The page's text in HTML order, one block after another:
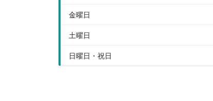
金曜日
土曜日
日曜日・祝日